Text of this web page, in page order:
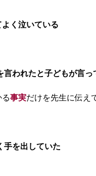
く泣いている
言われたと子どもが言っ
事実だけを先生に伝え
手を出していた